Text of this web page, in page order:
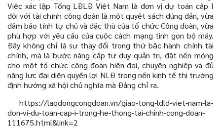
Việc xác lập Tổng LĐLĐ Việt Nam là đơn vị dự toán cấp I
đối với tài chính công đoàn là một quyết sách đúng đắn, vừa
đảm bảo tính tự chủ và đặc thù của tổ chức Công đoàn, vừa
phù hợp với yêu cầu của cuộc cách mạng tinh gọn bộ máy.
Đây không chỉ là sự thay đổi trong thứ bậc hành chính tài
chính, mà là bước nâng cấp tư duy quản trị, đặt nền móng
cho một tổ chức công đoàn hiện đại, chuyên nghiệp và đủ
năng lực đại diện quyền lợi NLĐ trong nền kinh tế thị trường
định hướng xã hội chủ nghĩa mà Đảng chỉ ra.
https://laodongcongdoan.vn/giao-tong-ldld-viet-nam-la-
don-vi-du-toan-cap-i-trong-he-thong-tai-chinh-cong-doan-
111675.html&link=2